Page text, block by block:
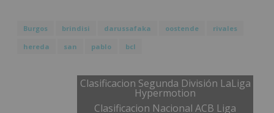
Burgos brindisi darussafaka oostende
rivales
hereda
san pablo bcl
Clasificacion Segunda División LaLiga
Hypermotion
Clasificacion Nacional ACB Liga